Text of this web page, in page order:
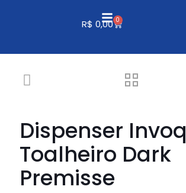
R$ 0,00 0
Dispenser Invoq
Toalheiro Dark
Premisse